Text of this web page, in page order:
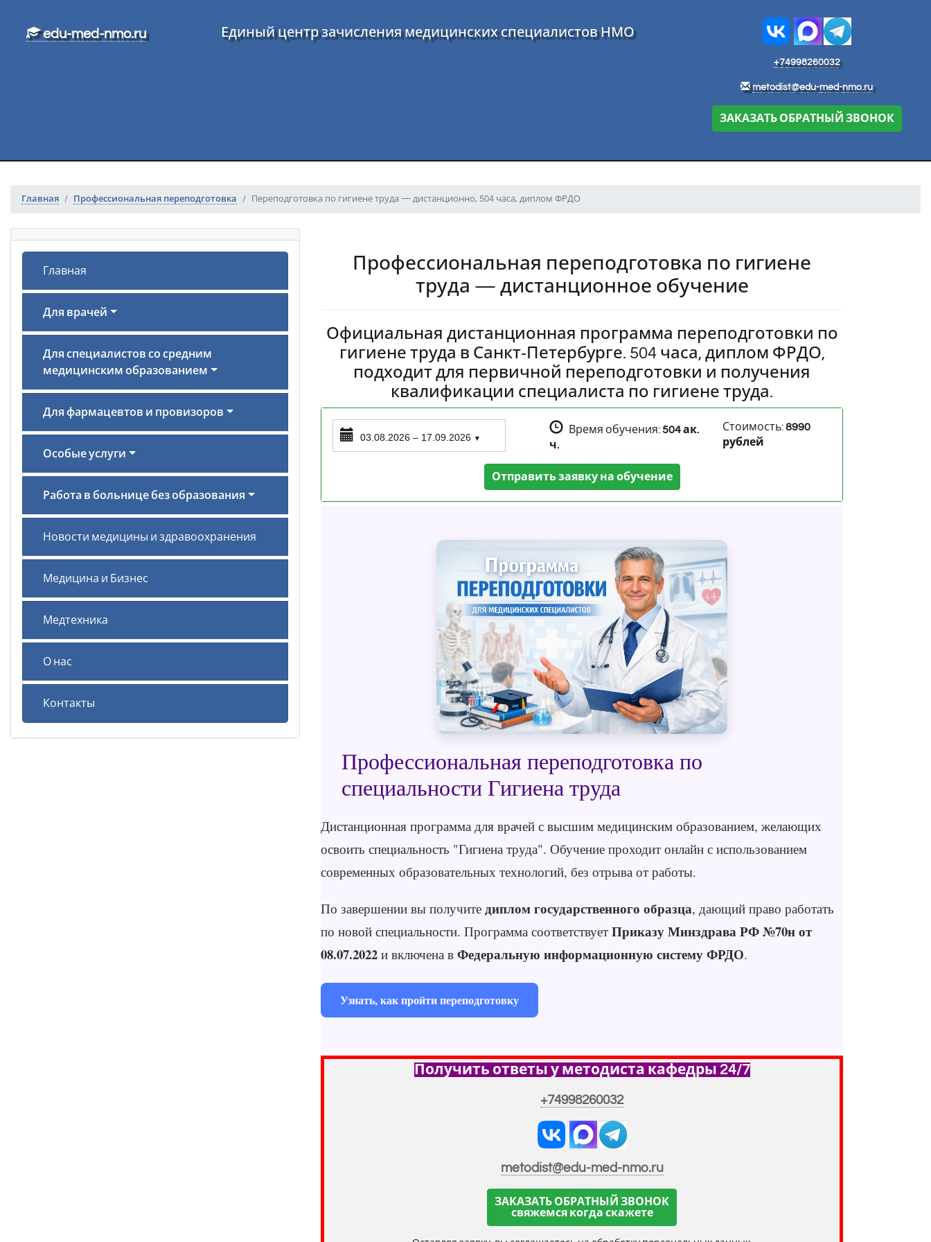
edu-med-nmo.ru Единый центр зачисления медицинских специалистов НМО
+74998260032
metodist@edu-med-nmo.ru
ЗАКАЗАТЬ ОБРАТНЫЙ ЗВОНОК
Главная Профессиональная переподготовка Переподготовка по гигиене труда — дистанционно, 504 часа, диплом ФРДО
Главная
Для врачей
Для специалистов со средним
медицинским образованием
Для фармацевтов и провизоров
Особые услуги
Работа в больнице без образования
Новости медицины и здравоохранения
Медицина и Бизнес
Медтехника
О нас
Контакты
Профессиональная переподготовка по гигиене
труда — дистанционное обучение
Официальная дистанционная программа переподготовки по
гигиене труда в Санкт‑Петербурге. 504 часа, диплом ФРДО,
подходит для первичной переподготовки и получения
квалификации специалиста по гигиене труда.
03.08.2026 – 17.09.2026 ▼
Время обучения:504 ак.
ч.
Стоимость:8990
рублей
Отправить заявку на обучение
Профессиональная переподготовка по
специальности Гигиена труда
Дистанционная программа для врачей с высшим медицинским образованием, желающих
освоить специальность "Гигиена труда". Обучение проходит онлайн с использованием
современных образовательных технологий, без отрыва от работы.
По завершении вы получите диплом государственного образца, дающий право работать
по новой специальности. Программа соответствует Приказу Минздрава РФ №70н от
08.07.2022 и включена в Федеральную информационную систему ФРДО.
Узнать, как пройти переподготовку
Получить ответы у методиста кафедры 24/7
+74998260032
metodist@edu-med-nmo.ru
ЗАКАЗАТЬ ОБРАТНЫЙ ЗВОНОК
свяжемся когда скажете